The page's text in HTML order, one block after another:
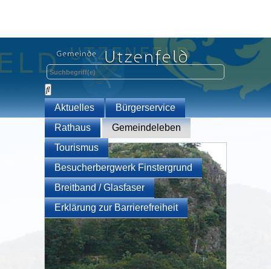
Aktuelles
Bürgerservice
Rathaus
Gemeindeleben
Tourismus
Besucherbergwerk Finstergrund
Breitband / Glasfaser
Erklärung zur Barrierefreiheit